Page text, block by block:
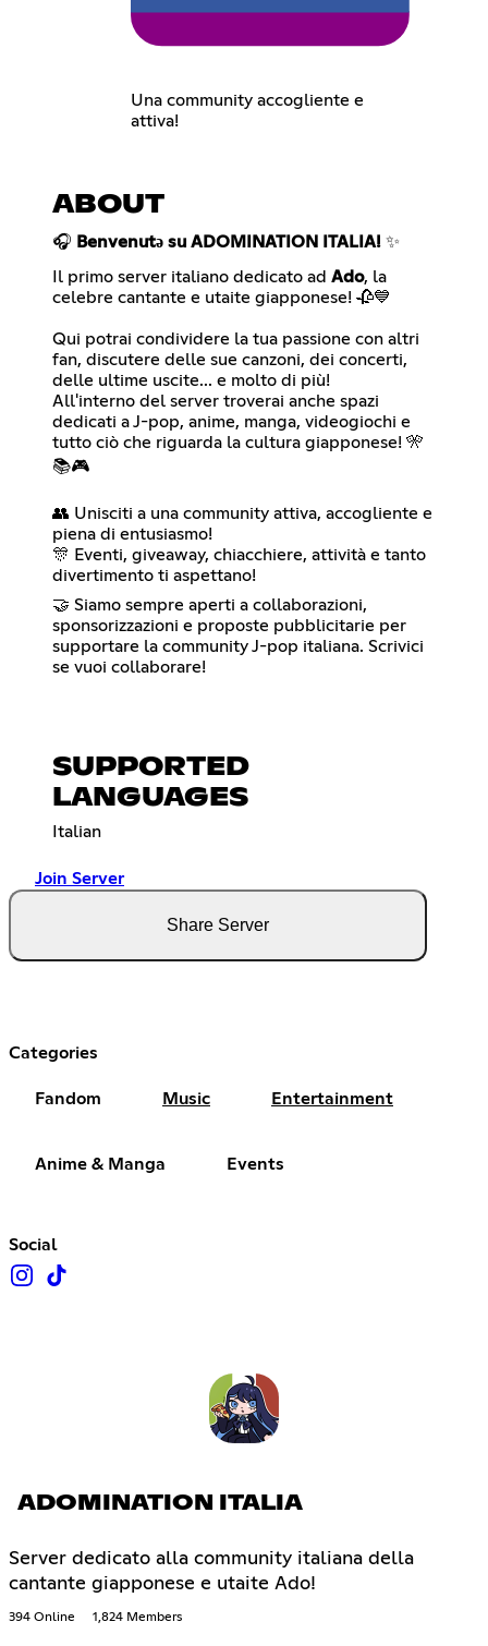
Una community accogliente e
attiva!
ABOUT
🎧 Benvenutə su ADOMINATION ITALIA! ✨
Il primo server italiano dedicato ad Ado, la
celebre cantante e utaite giapponese! 🥀💙
Qui potrai condividere la tua passione con altri
fan, discutere delle sue canzoni, dei concerti,
delle ultime uscite... e molto di più!
All'interno del server troverai anche spazi
dedicati a J-pop, anime, manga, videogiochi e
tutto ciò che riguarda la cultura giapponese! 🎌
📚🎮
👥 Unisciti a una community attiva, accogliente e
piena di entusiasmo!
🎊 Eventi, giveaway, chiacchiere, attività e tanto
divertimento ti aspettano!
🤝 Siamo sempre aperti a collaborazioni,
sponsorizzazioni e proposte pubblicitarie per
supportare la community J-pop italiana. Scrivici
se vuoi collaborare!
SUPPORTED
LANGUAGES
Italian
Join Server
Share Server
Categories
Fandom Music Entertainment
Anime & Manga Events
Social
ADOMINATION ITALIA
Server dedicato alla community italiana della
cantante giapponese e utaite Ado!
394 Online 1,824 Members